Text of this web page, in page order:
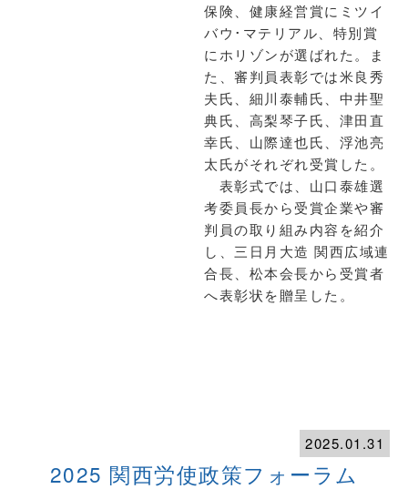
保険、健康経営賞にミツイ
バウ･マテリアル、特別賞
にホリゾンが選ばれた。ま
た、審判員表彰では米良秀
夫氏、細川泰輔氏、中井聖
典氏、高梨琴子氏、津田直
幸氏、山際達也氏、浮池亮
太氏がそれぞれ受賞した。
表彰式では、山口泰雄選
考委員長から受賞企業や審
判員の取り組み内容を紹介
し、三日月大造 関西広域連
合長、松本会長から受賞者
へ表彰状を贈呈した。
2025.01.31
2025 関西労使政策フォーラム